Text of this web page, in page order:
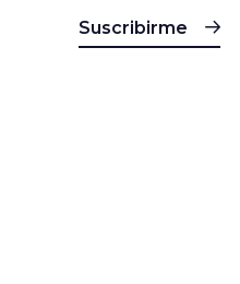
Suscribirme